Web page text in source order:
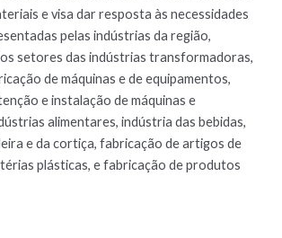
e visa dar resposta às necessidades
pelas indústrias da região,
setores das indústrias transformadoras,
de máquinas e de equipamentos,
e instalação de máquinas e
alimentares, indústria das bebidas,
e da cortiça, fabricação de artigos de
plásticas, e fabricação de produtos